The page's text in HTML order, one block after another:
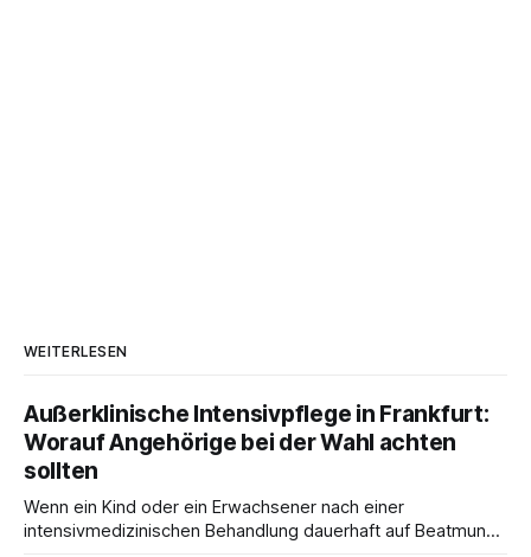
WEITERLESEN
Außerklinische Intensivpflege in Frankfurt:
Worauf Angehörige bei der Wahl achten
sollten
Wenn ein Kind oder ein Erwachsener nach einer
intensivmedizinischen Behandlung dauerhaft auf Beatmung